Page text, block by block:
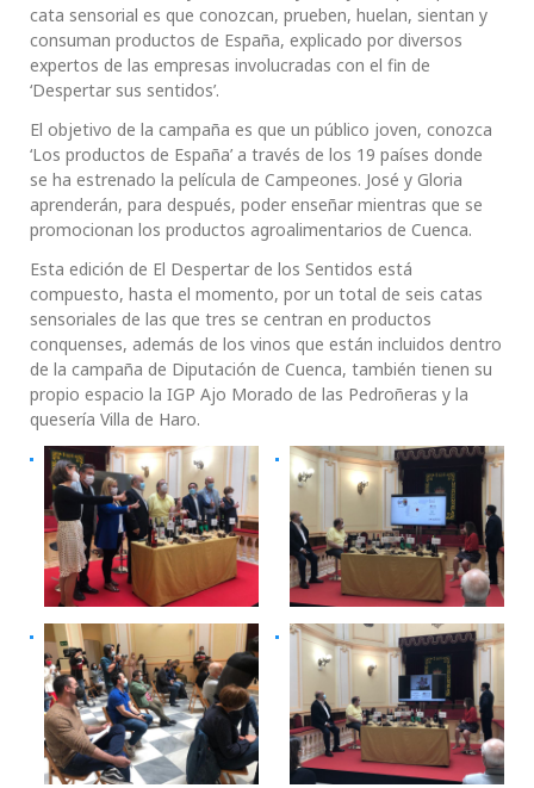
cata sensorial es que conozcan, prueben, huelan, sientan y
consuman productos de España, explicado por diversos
expertos de las empresas involucradas con el fin de
‘Despertar sus sentidos’.
El objetivo de la campaña es que un público joven, conozca
‘Los productos de España’ a través de los 19 países donde
se ha estrenado la película de Campeones. José y Gloria
aprenderán, para después, poder enseñar mientras que se
promocionan los productos agroalimentarios de Cuenca.
Esta edición de El Despertar de los Sentidos está
compuesto, hasta el momento, por un total de seis catas
sensoriales de las que tres se centran en productos
conquenses, además de los vinos que están incluidos dentro
de la campaña de Diputación de Cuenca, también tienen su
propio espacio la IGP Ajo Morado de las Pedroñeras y la
quesería Villa de Haro.